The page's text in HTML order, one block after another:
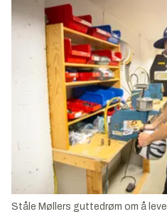
Ståle Møllers guttedrøm om å